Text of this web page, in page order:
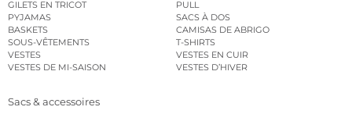
GILETS EN TRICOT
PULL
PYJAMAS
SACS À DOS
BASKETS
CAMISAS DE ABRIGO
SOUS-VÊTEMENTS
T-SHIRTS
VESTES
VESTES EN CUIR
VESTES DE MI-SAISON
VESTES D’HIVER
Sacs & accessoires